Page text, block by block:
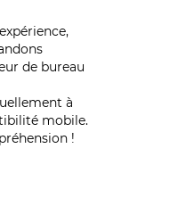
de bureau
à
mobile.
!